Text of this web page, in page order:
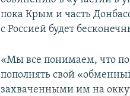
пока Крым и часть
с Россией будет
«Мы все понимаем, что
пополнять свой
захваченными им на